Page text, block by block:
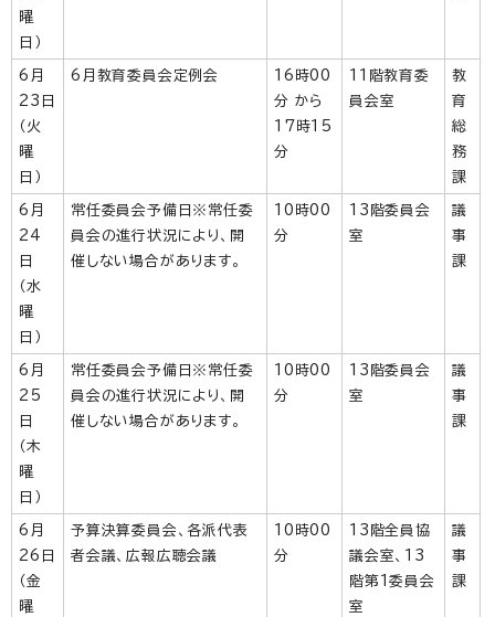
曜
日）
6月
23日
（火
曜
日）
6月教育委員会定例会
16時00
分 から
17時15
分
11階教育委
員会室
教
育
総
務
課
6月
24
日
（水
曜
日）
常任委員会予備日※常任委
員会の進行状況により、開
催しない場合があります。
10時00
分
13階委員会
室
議
事
課
6月
25
日
（木
曜
日）
常任委員会予備日※常任委
員会の進行状況により、開
催しない場合があります。
10時00
分
13階委員会
室
議
事
課
6月
26日
（金
曜
予算決算委員会、各派代表
者会議、広報広聴会議
10時00
分
13階全員協
議会室、13
階第1委員会
室
議
事
課